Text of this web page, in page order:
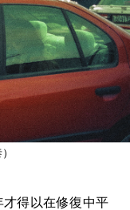
得以在修復中平